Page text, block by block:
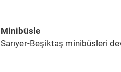
Minibüsle
Sarıyer-Beşiktaş minibüsleri